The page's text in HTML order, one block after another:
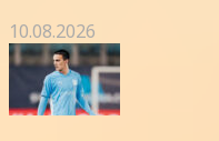
10.08.2026